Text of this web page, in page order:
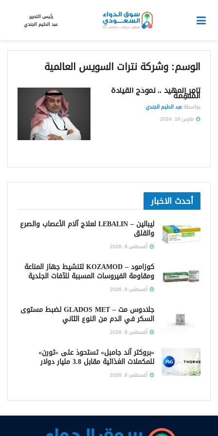
رئيس التحرير
عبد الحليم الجندي
الوسم:وشركة نترات السويس العالمية
ثامر المهيد .. نموذج القيادة
المُلهِمة
بواسطةعبد الحليم الجندي
مارس 16, 2024
أحدث الاخبار
ليبالين – LEBALIN لعلاج آلام الأعصاب والصرع
والقلق
أغسطس 9, 2026
كوزامود – KOZAMOD لتنشيط جهاز المناعة
ومقاومة الفيروسات المسببة للآفات الجلدية
أغسطس 9, 2026
جلادوس مت – GLADOS MET لضبط مستوى
السكر في الدم من النوع الثاني
أغسطس 9, 2026
«بروكتر آند جامبل» تستحوذ على «ثورن»
للمكملات الغذائية مقابل 3.8 مليار دولار
أغسطس 8, 2026